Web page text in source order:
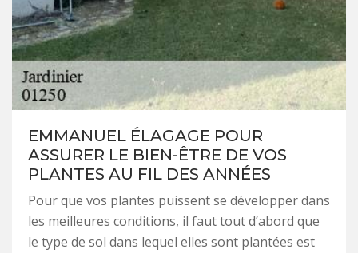
EMMANUEL ÉLAGAGE POUR
ASSURER LE BIEN-ÊTRE DE VOS
PLANTES AU FIL DES ANNÉES
Pour que vos plantes puissent se développer dans
les meilleures conditions, il faut tout d’abord que
le type de sol dans lequel elles sont plantées est